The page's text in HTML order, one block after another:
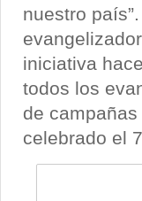
nuestro
iniciativa
todos los
de
celebrado el